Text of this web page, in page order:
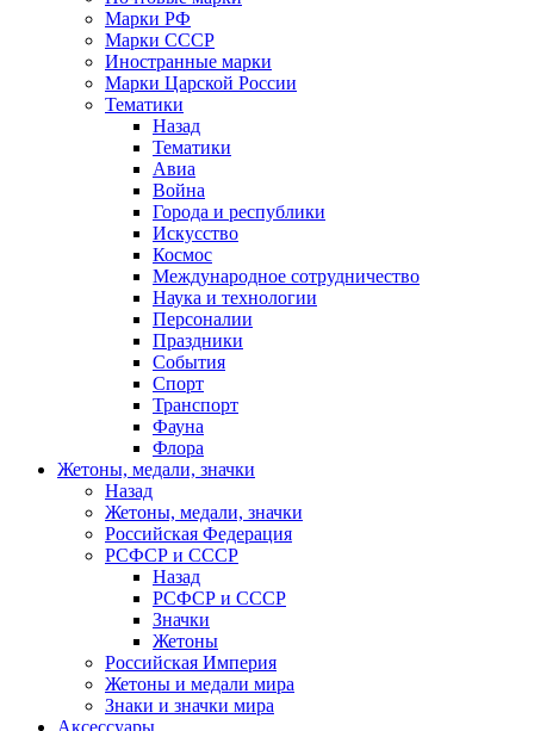
Марки РФ
Марки СССР
Иностранные марки
Марки Царской России
Тематики
Назад
Тематики
Авиа
Война
Города и республики
Искусство
Космос
Международное сотрудничество
Наука и технологии
Персоналии
Праздники
События
Спорт
Транспорт
Фауна
Флора
Жетоны, медали, значки
Назад
Жетоны, медали, значки
Российская Федерация
РСФСР и СССР
Назад
РСФСР и СССР
Значки
Жетоны
Российская Империя
Жетоны и медали мира
Знаки и значки мира
Аксессуары